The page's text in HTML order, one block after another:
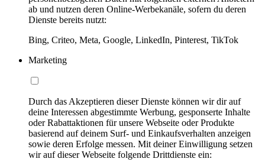
ab und nutzen deren Online-Werbekanäle, sofern du deren
Dienste bereits nutzt:
Bing, Criteo, Meta, Google, LinkedIn, Pinterest, TikTok
Marketing
Durch das Akzeptieren dieser Dienste können wir dir auf
deine Interessen abgestimmte Werbung, gesponserte Inhalte
oder Rabattaktionen für unsere Webseite oder Produkte
basierend auf deinem Surf- und Einkaufsverhalten anzeigen
sowie deren Erfolge messen. Mit deiner Einwilligung setzen
wir auf dieser Webseite folgende Drittdienste ein: